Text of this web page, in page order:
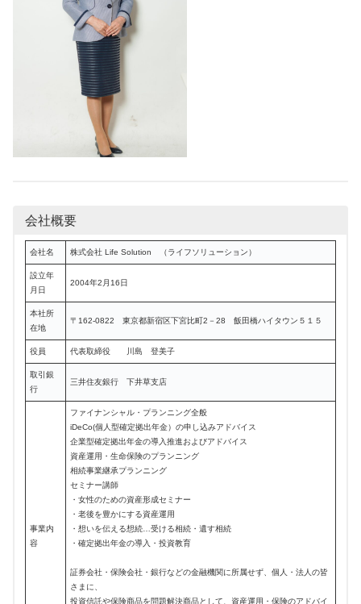
会社概要
会社名 株式会社 Life Solution （ライフソリューション）
設立年
月日
2004年2月16日
本社所
在地
〒162-0822 東京都新宿区下宮比町2－28 飯田橋ハイタウン５１５
役員 代表取締役 川島 登美子
取引銀
行
三井住友銀行 下井草支店
事業内
容
ファイナンシャル・プランニング全般
iDeCo(個人型確定拠出年金）の申し込みアドバイス
企業型確定拠出年金の導入推進およびアドバイス
資産運用・生命保険のプランニング
相続事業継承プランニング
セミナー講師
・女性のための資産形成セミナー
・老後を豊かにする資産運用
・想いを伝える想続…受ける相続・遺す相続
・確定拠出年金の導入・投資教育
証券会社・保険会社・銀行などの金融機関に所属せず、個人・法人の皆
さまに、
投資信託や保険商品を問題解決商品として、資産運用・保険のアドバイ